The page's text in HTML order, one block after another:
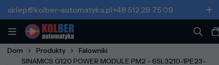
sklep@kolber-automatyka.pl+48 512 29 75 09
Dom Produkty
Falowniki
SINAMICS G120 POWER MODULE PM2 - 6SL3210-1PE23-